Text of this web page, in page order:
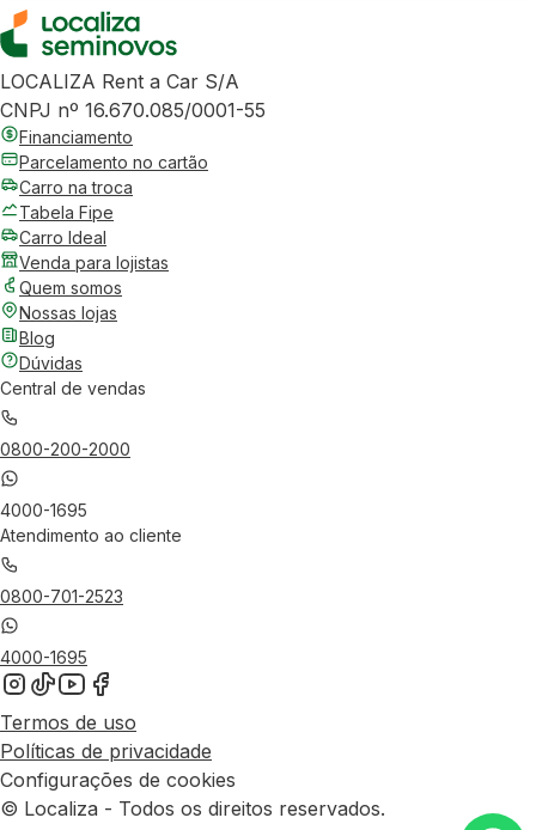
LOCALIZA Rent a Car S/A
CNPJ nº 16.670.085/0001-55
Financiamento
Parcelamento no cartão
Carro na troca
Tabela Fipe
Carro Ideal
Venda para lojistas
Quem somos
Nossas lojas
Blog
Dúvidas
Central de vendas
0800-200-2000
4000-1695
Atendimento ao cliente
0800-701-2523
4000-1695
Termos de uso
Políticas de privacidade
Configurações de cookies
© Localiza - Todos os direitos reservados.